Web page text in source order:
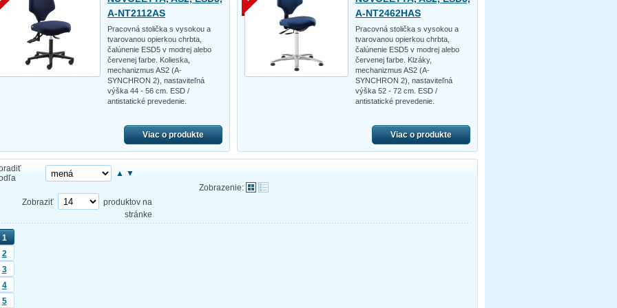
A-NT2112AS
Pracovná stolička s vysokou a
tvarovanou opierkou chrbta,
čalúnenie ESD5 v modrej alebo
červenej farbe. Kolieska,
mechanizmus AS2 (A-
SYNCHRON 2), nastaviteľná
výška 44 - 56 cm. ESD /
antistatické prevedenie.
Viac o produkte
A-NT2462HAS
Pracovná stolička s vysokou a
tvarovanou opierkou chrbta,
čalúnenie ESD5 v modrej alebo
červenej farbe. Klzáky,
mechanizmus AS2 (A-
SYNCHRON 2), nastaviteľná
výška 52 - 72 cm. ESD /
antistatické prevedenie.
Viac o produkte
▲ ▼
Zobrazenie:
Zobraziť
produktov na
stránke
1
2
3
4
5